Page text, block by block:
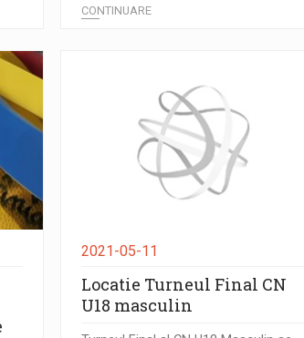
CONTINUARE
2021-05-11
Locatie Turneul Final CN
U18 masculin